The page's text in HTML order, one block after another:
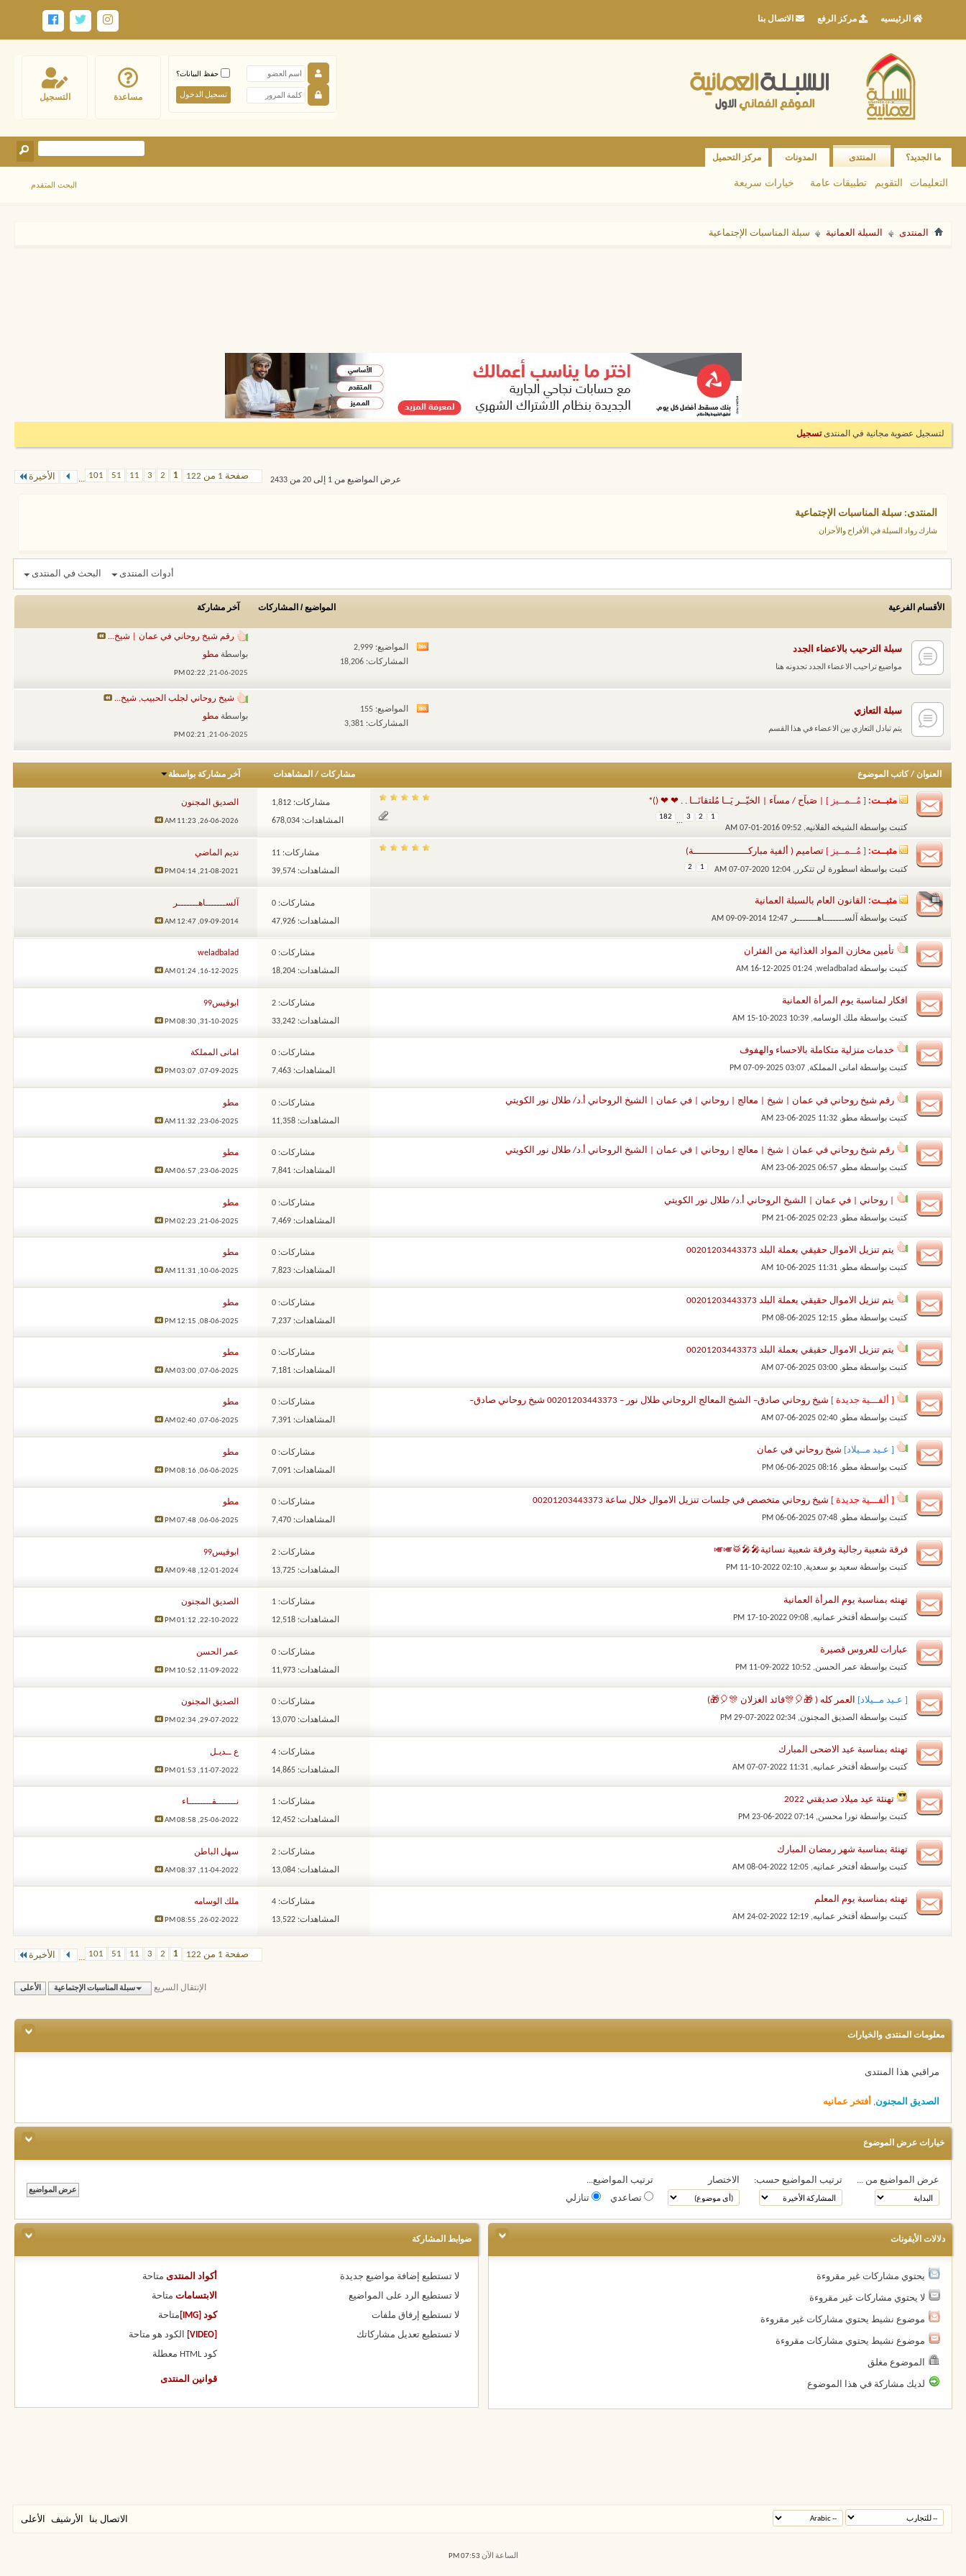
الرئيسيه مركز الرفع الاتصال بنا
التسجيل مساعدة
حفظ البيانات؟
ما الجديد؟ المنتدى
التعليمات التقويم تطبيقات عامة خيارات سريعة
المدونات مركز التحميل
البحث المتقدم
المنتدى السبلة العمانية سبلة المناسبات الإجتماعية
لتسجيل عضوية مجانية في المنتدىتسجيل
صفحة 1 من 122 1
2
3
11
51
101
... الأخيرة عرض المواضيع من 1 إلى 20 من 2433
المنتدى: سبلة المناسبات الإجتماعية
شارك رواد السبلة في الأفراح والأحزان
أدوات المنتدى البحث في المنتدى
الأقسام الفرعية المواضيع / المشاركات آخر مشاركة
سبلة الترحيب بالاعضاء الجدد
مواضيع تراحيب الاعضاء الجدد تجدونه هنا
مشاهدة
هذا
المنتدى
المواضيع: 2,999
المشاركات: 18,206
رقم شيخ روحاني في عمان | شيخ...
بواسطة مطو
21-06-2025,
02:22 PM
سبلة التعازي
يتم تبادل التعازي بين الاعضاء في هذا القسم
مشاهدة
هذا
المواضيع: 155
المشاركات: 3,381
شيخ روحاني لجلب الحبيب, شيخ...
بواسطة مطو
21-06-2025,
02:21 PM
العنوان / كاتب الموضوع مشاركات/ المشاهدات آخر مشاركة بواسطة
مثبــت: [ مُــمــيز ] | صَباَح / مساَء | الخيّــر يَــا مُلتقانَــا . . ❤ ❤ ()*
كتبت بواسطة الشيخه الفلانيه‏, 07-01-2016 09:52 AM
1
2
3
...
182
مشاركات: 1,812
المشاهدات: 678,034
الصديق المجنون
26-06-2026,
11:23 AM
مثبــت: [ مُــمــيز ] تصاميم ( ألفية مباركـــــــــــــــــــة)
كتبت بواسطة اسطورة لن تتكرر ‏, 07-07-2020 12:04 AM
1
2
مشاركات: 11
المشاهدات: 39,574
نديم الماضي
21-08-2021,
04:14 PM
مثبــت: القانون العام بالسبلة العمانية
كتبت بواسطة آلســـــــاهـــــــر ‏, 09-09-2014 12:47 AM
مشاركات: 0
المشاهدات: 47,926
آلســـــــاهـــــــر
09-09-2014,
12:47 AM
تأمين مخازن المواد الغذائية من الفئران
كتبت بواسطة weladbalad
‏, 16-12-2025 01:24 AM
مشاركات: 0
المشاهدات: 18,204
weladbalad
16-12-2025,
01:24 AM
افكار لمناسبة يوم المرأة العمانية
كتبت بواسطة ملك الوسامه‏, 15-10-2023 10:39 AM
مشاركات: 2
المشاهدات: 33,242
ابوقيس99
31-10-2025,
08:30 PM
خدمات منزلية متكاملة بالاحساء والهفوف
كتبت بواسطة امانى المملكة‏, 07-09-2025 03:07 PM
مشاركات: 0
المشاهدات: 7,463
امانى المملكة
07-09-2025,
03:07 PM
رقم شيخ روحاني في عمان | شيخ | معالج | روحاني | في عمان | الشيخ الروحاني أ.د/ طلال نور الكويتي
كتبت بواسطة مطو‏, 23-06-2025 11:32 AM
مشاركات: 0
المشاهدات: 11,358
مطو
23-06-2025,
11:32 AM
رقم شيخ روحاني في عمان | شيخ | معالج | روحاني | في عمان | الشيخ الروحاني أ.د/ طلال نور الكويتي
كتبت بواسطة مطو‏, 23-06-2025 06:57 AM
مشاركات: 0
المشاهدات: 7,841
مطو
23-06-2025,
06:57 AM
| روحاني | في عمان | الشيخ الروحاني أ.د/ طلال نور الكويتي
كتبت بواسطة مطو‏, 21-06-2025 02:23 PM
مشاركات: 0
المشاهدات: 7,469
مطو
21-06-2025,
02:23 PM
يتم تنزيل الاموال حقيقي بعملة البلد 00201203443373
كتبت بواسطة مطو‏, 10-06-2025 11:31 AM
مشاركات: 0
المشاهدات: 7,823
مطو
10-06-2025,
11:31 AM
يتم تنزيل الاموال حقيقي بعملة البلد 00201203443373
كتبت بواسطة مطو‏, 08-06-2025 12:15 PM
مشاركات: 0
المشاهدات: 7,237
مطو
08-06-2025,
12:15 PM
يتم تنزيل الاموال حقيقي بعملة البلد 00201203443373
كتبت بواسطة مطو‏, 07-06-2025 03:00 AM
مشاركات: 0
المشاهدات: 7,181
مطو
07-06-2025,
03:00 AM
[ ألفـــية جديدة ] شيخ روحاني صادق– الشيخ المعالج الروحاني طلال نور – 00201203443373 شيخ روحاني صادق–
كتبت بواسطة مطو‏, 07-06-2025 02:40 AM
مشاركات: 0
المشاهدات: 7,391
مطو
07-06-2025,
02:40 AM
[ عـيد مــيلاد] شيخ روحاني في عمان
كتبت بواسطة مطو‏, 06-06-2025 08:16 PM
مشاركات: 0
المشاهدات: 7,091
مطو
06-06-2025,
08:16 PM
[ ألفـــية جديدة ] شيخ روحاني متخصص في جلسات تنزيل الاموال خلال ساعة 00201203443373
كتبت بواسطة مطو‏, 06-06-2025 07:48 PM
مشاركات: 0
المشاهدات: 7,470
مطو
06-06-2025,
07:48 PM
فرقة شعبية رجالية وفرقة شعبية نسائية🎤🎤🥁🎺🎺
كتبت بواسطة سعيد بو سعدية‏, 11-10-2022 02:10 PM
مشاركات: 2
المشاهدات: 13,725
ابوقيس99
12-01-2024,
09:48 AM
تهنئه بمناسبة يوم المرأة العمانية
كتبت بواسطة أفتخر عمانيه‏, 17-10-2022 09:08 PM
مشاركات: 1
المشاهدات: 12,518
الصديق المجنون
22-10-2022,
01:12 PM
عبارات للعروس قصيرة
كتبت بواسطة عمر الحسن‏, 11-09-2022 10:52 PM
مشاركات: 0
المشاهدات: 11,973
عمر الحسن
11-09-2022,
10:52 PM
[ عـيد مــيلاد] العمر كله ( 🎁🎈🎊قائد الغزلان 🎊🎈🎁)
كتبت بواسطة الصديق المجنون‏, 29-07-2022 02:34 PM
مشاركات: 0
المشاهدات: 13,070
الصديق المجنون
29-07-2022,
02:34 PM
تهنئه بمناسبة عيد الاضحى المبارك
كتبت بواسطة أفتخر عمانيه‏, 07-07-2022 11:31 AM
مشاركات: 4
المشاهدات: 14,865
ع ــديـل
11-07-2022,
01:53 PM
تهنئة عيد ميلاد صديقتي 2022​
كتبت بواسطة نورا محسن‏, 23-06-2022 07:14 PM
مشاركات: 1
المشاهدات: 12,452
نـــــــقــــــــاء
25-06-2022,
08:58 AM
تهنئة بمناسبة شهر رمضان المبارك
كتبت بواسطة أفتخر عمانيه‏, 08-04-2022 12:05 AM
مشاركات: 2
المشاهدات: 13,084
سهل الباطن
11-04-2022,
08:37 AM
تهنئه بمناسبة يوم المعلم
كتبت بواسطة أفتخر عمانيه‏, 24-02-2022 12:19 AM
مشاركات: 4
المشاهدات: 13,522
ملك الوسامه
26-02-2022,
08:55 PM
صفحة 1 من 122 1
2
3
11
51
101
... الأخيرة
الإنتقال السريع سبلة المناسبات الإجتماعية الأعلى
معلومات المنتدى والخيارات
مراقبي هذا المنتدى
الصديق المجنون, أفتخر عمانيه
خيارات عرض الموضوع
عرض المواضيع من ... ترتيب المواضيع حسب: الاختصار
ترتيب المواضيع...
تصاعدي
تنازلي
دلالات الأيقونات
يحتوي مشاركات غير مقروءة
لا يحتوي مشاركات غير مقروءة
موضوع نشيط يحتوي مشاركات غير مقروءة
موضوع نشيط يحتوي مشاركات مقروءة
الموضوع مغلق
لديك مشاركة في هذا الموضوع
ضوابط المشاركة
لا تستطيع إضافة مواضيع جديدة
لا تستطيع الرد على المواضيع
لا تستطيع إرفاق ملفات
لا تستطيع تعديل مشاركاتك
أكواد المنتدى متاحة
الابتسامات متاحة
كود [IMG] متاحة
[VIDEO] الكود هو متاحة
كود HTML معطلة
قوانين المنتدى
الاتصال بنا الأرشيف الأعلى
الساعة الآن 07:53 PM